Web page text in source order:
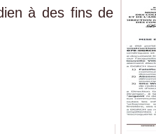
à des fins de